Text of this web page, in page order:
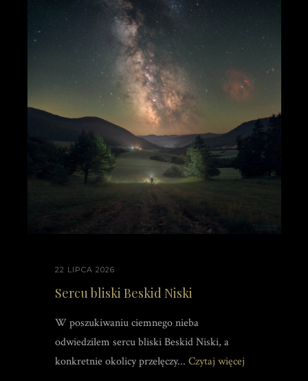
22 LIPCA 2026
Sercu bliski Beskid Niski
W poszukiwaniu ciemnego nieba
odwiedziłem sercu bliski Beskid Niski, a
konkretnie okolicy przełęczy... Czytaj więcej